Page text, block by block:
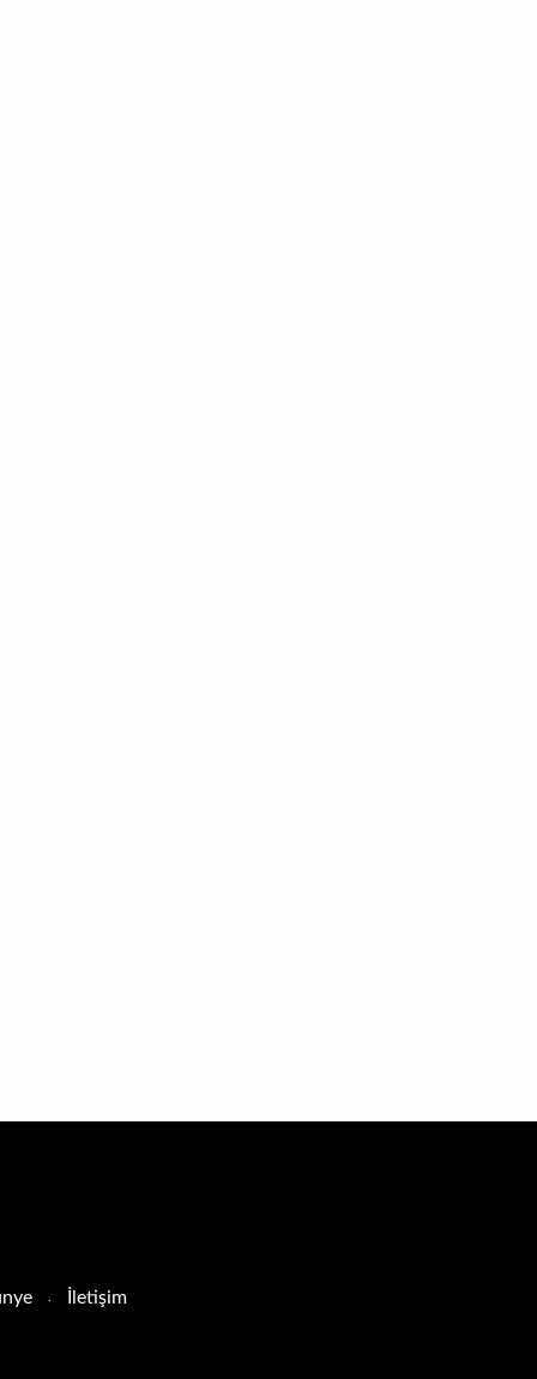
İletişim